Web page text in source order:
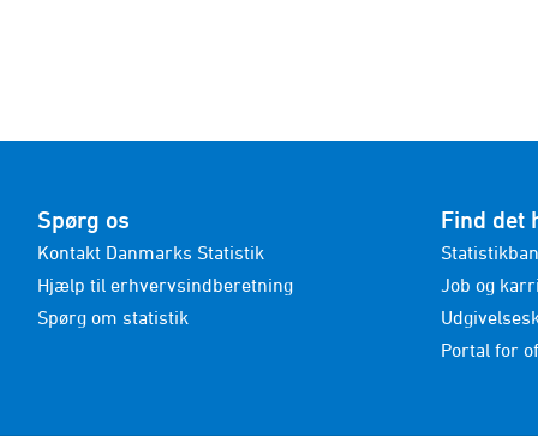
Spørg os
Kontakt Danmarks Statistik
Hjælp til erhvervsindberetning
Spørg om statistik
Find det
Job og
Portal for